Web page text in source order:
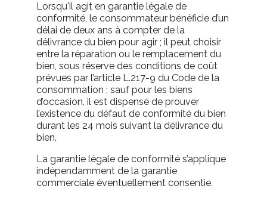
Lorsqu'il agit en garantie légale de
conformité, le consommateur bénéficie d’un
délai de deux ans à compter de la
délivrance du bien pour agir ; il peut choisir
entre la réparation ou le remplacement du
bien, sous réserve des conditions de coût
prévues par l’article L.217-9 du Code de la
consommation ; sauf pour les biens
d’occasion, il est dispensé de prouver
l’existence du défaut de conformité du bien
durant les 24 mois suivant la délivrance du
bien.
La garantie légale de conformité s’applique
indépendamment de la garantie
commerciale éventuellement consentie.